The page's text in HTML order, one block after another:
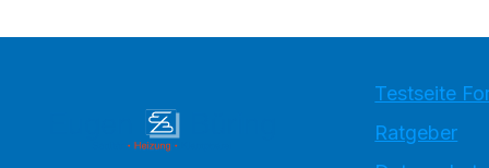
Testseite
Ratgeber